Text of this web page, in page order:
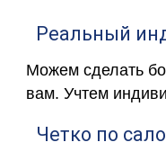
Реальный
Можем сделать
вам. Учтем
Четко по